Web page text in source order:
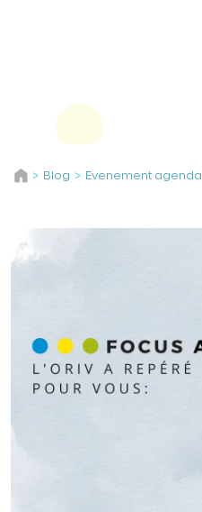
Aller au contenu
> Blog > Evenement agenda